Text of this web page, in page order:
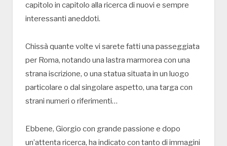
capitolo in capitolo alla ricerca di nuovi e sempre
interessanti aneddoti.
Chissà quante volte vi sarete fatti una passeggiata
per Roma, notando una lastra marmorea con una
strana iscrizione, o una statua situata in un luogo
particolare o dal singolare aspetto, una targa con
strani numeri o riferimenti…
Ebbene, Giorgio con grande passione e dopo
un’attenta ricerca, ha indicato con tanto di immagini